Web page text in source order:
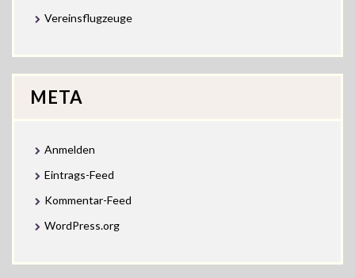
Vereinsflugzeuge
META
Anmelden
Eintrags-Feed
Kommentar-Feed
WordPress.org